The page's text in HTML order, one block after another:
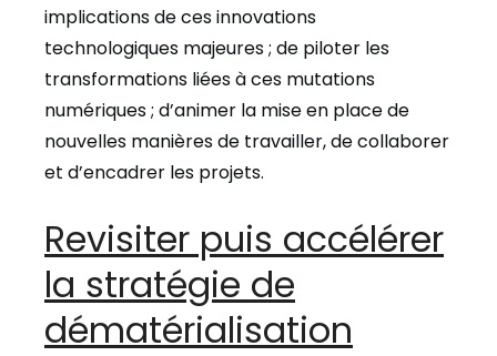
implications de ces innovations
technologiques majeures ; de piloter les
transformations liées à ces mutations
numériques ; d’animer la mise en place de
nouvelles manières de travailler, de collaborer
et d’encadrer les projets.
Revisiter puis accélérer
la stratégie de
dématérialisation